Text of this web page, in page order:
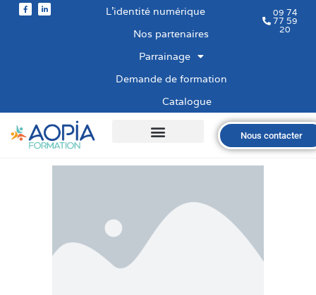
L’identité numérique
Nos partenaires
Parrainage
Demande de formation
Catalogue
09 74
77 59
20
Nous contacter